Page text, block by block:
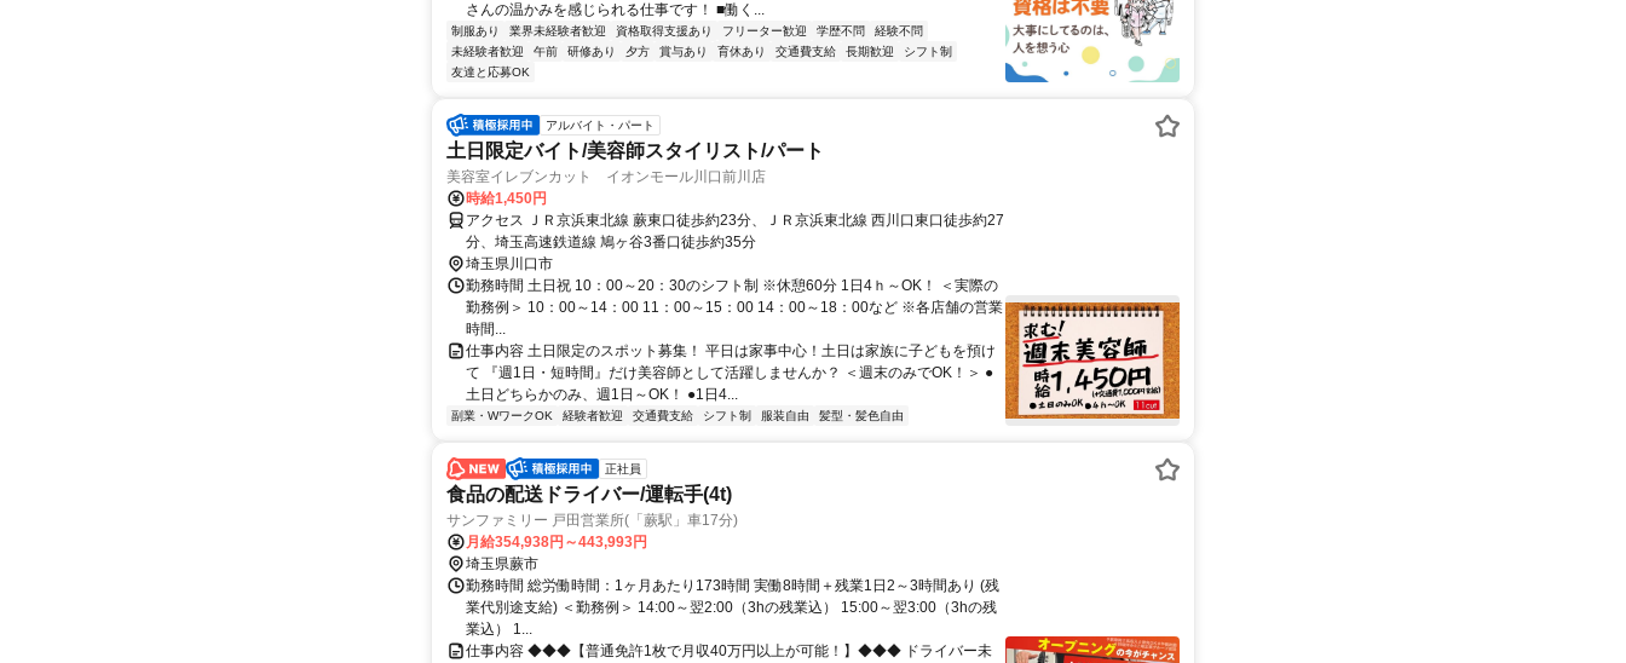
さんの温かみを感じられる仕事です！ ■働く...
制服あり 業界未経験者歓迎 資格取得支援あり フリーター歓迎 学歴不問
経験不問
未経験者歓迎
午前 研修あり 夕方 賞与あり 育休あり 交通費支給 長期歓迎
シフト制
友達と応募OK
アルバイト・パート
土日限定バイト/美容師スタイリスト/パート
美容室イレブンカット イオンモール川口前川店
時給1,450円
アクセス ＪＲ京浜東北線 蕨東口徒歩約23分、ＪＲ京浜東北線 西川口東口徒歩約27
分、埼玉高速鉄道線 鳩ヶ谷3番口徒歩約35分
埼玉県川口市
勤務時間 土日祝 10：00～20：30のシフト制 ※休憩60分 1日4ｈ～OK！ ＜実際の
勤務例＞ 10：00～14：00 11：00～15：00 14：00～18：00など ※各店舗の営業
時間...
仕事内容 土日限定のスポット募集！ 平日は家事中心！土日は家族に子どもを預け
て 『週1日・短時間』だけ美容師として活躍しませんか？ ＜週末のみでOK！＞ ●
土日どちらかのみ、週1日～OK！ ●1日4...
副業・WワークOK 経験者歓迎 交通費支給 シフト制 服装自由 髪型・髪色自由
正社員
食品の配送ドライバー/運転手(4t)
サンファミリー 戸田営業所(「蕨駅」車17分)
月給354,938円～443,993円
埼玉県蕨市
勤務時間 総労働時間：1ヶ月あたり173時間 実働8時間＋残業1日2～3時間あり (残
業代別途支給) ＜勤務例＞ 14:00～翌2:00（3hの残業込） 15:00～翌3:00（3hの残
業込） 1...
仕事内容 ◆◆◆【普通免許1枚で月収40万円以上が可能！】◆◆◆ ドライバー未